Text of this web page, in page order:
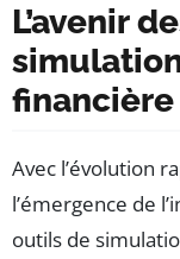
L’avenir
financière
Avec l’évolution
l’émergence de
outils de